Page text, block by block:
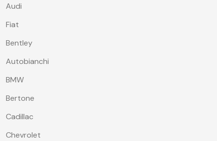
Audi
Fiat
Bentley
Autobianchi
BMW
Bertone
Cadillac
Chevrolet